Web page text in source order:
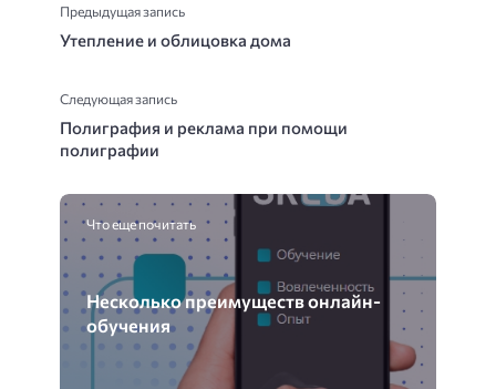
Предыдущая запись
Утепление и облицовка дома
Следующая запись
Полиграфия и реклама при помощи
полиграфии
Что еще почитать
Несколько преимуществ онлайн-
обучения